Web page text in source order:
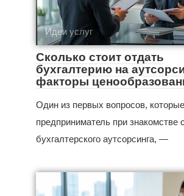
Идеи услуг
Сколько стоит отдать
бухгалтерию на
факторы
Один из первых вопросов,
предприниматель при знакомстве
бухгалтерского аутсорсинга, —